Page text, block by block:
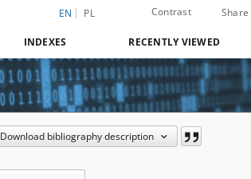
EN PL Contrast Share
INDEXES RECENTLY VIEWED
Download bibliography description